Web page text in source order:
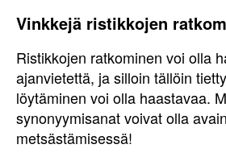
Vinkkejä ristikkojen
Ristikkojen ratkominen voi olla
ajanvietettä, ja silloin tällöin
löytäminen voi olla haastavaa.
synonyymisanat voivat olla
metsästämisessä!